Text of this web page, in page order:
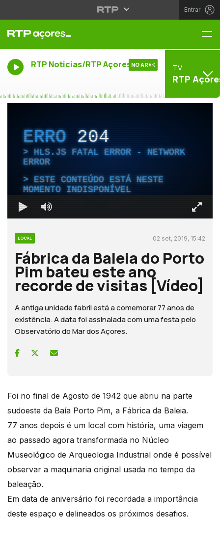
Entrar
RTP Noticias/RTP Açores NO AR TV
RTP
ERRO204
HLS.JS FATAL ERROR - NETWORK
ERROR
ESTE CONTEÚDO ESTÁ NESTE
MOMENTO INDISPONÍVEL
LOCAL 02 set, 2019, 15:42
Fábrica da Baleia do Porto
Pim bateu este ano
recorde de visitas [Vídeo]
A antiga unidade fabril está a comemorar 77 anos de
existência. A data foi assinalada com uma festa pelo
Observatório do Mar dos Açores.
Foi no final de Agosto de 1942 que abriu na parte
sudoeste da Baía Porto Pim, a Fábrica da Baleia.
77 anos depois é um local com história, uma viagem
ao passado agora transformada no Núcleo
Museológico de Arqueologia Industrial onde é possível
observar a maquinaria original usada no tempo da
baleação.
Em data de aniversário foi recordada a importância
deste espaço e delineados os próximos desafios.